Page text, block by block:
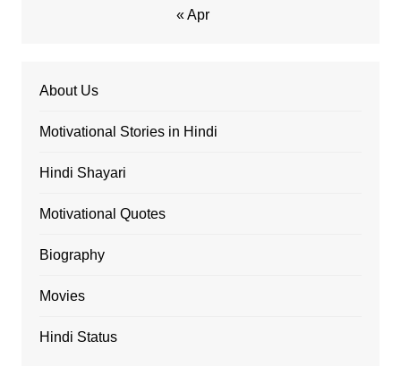
« Apr
About Us
Motivational Stories in Hindi
Hindi Shayari
Motivational Quotes
Biography
Movies
Hindi Status